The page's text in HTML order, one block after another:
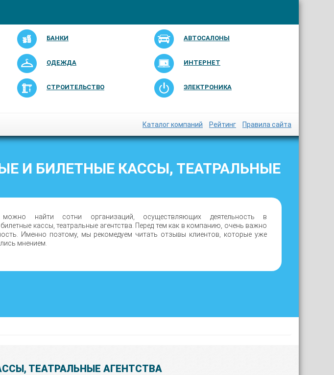
БАНКИ АВТОСАЛОНЫ
ОДЕЖДА ИНТЕРНЕТ
СТРОИТЕЛЬСТВО ЭЛЕКТРОНИКА
Каталог компаний Рейтинг Правила сайта
И БИЛЕТНЫЕ КАССЫ, ТЕАТРАЛЬНЫЕ
найти сотни организаций, осуществляющих деятельность в
кассы, театральные агентства. Перед тем как в компанию, очень важно
Именно поэтому, мы рекомедуем читать отзывы клиентов, которые уже
мнением.
ТЕАТРАЛЬНЫЕ АГЕНТСТВА